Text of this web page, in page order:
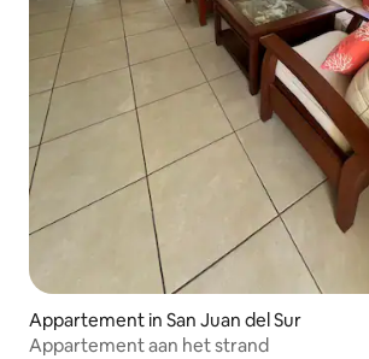
Appartement in San Juan del Sur
Appartement aan het strand